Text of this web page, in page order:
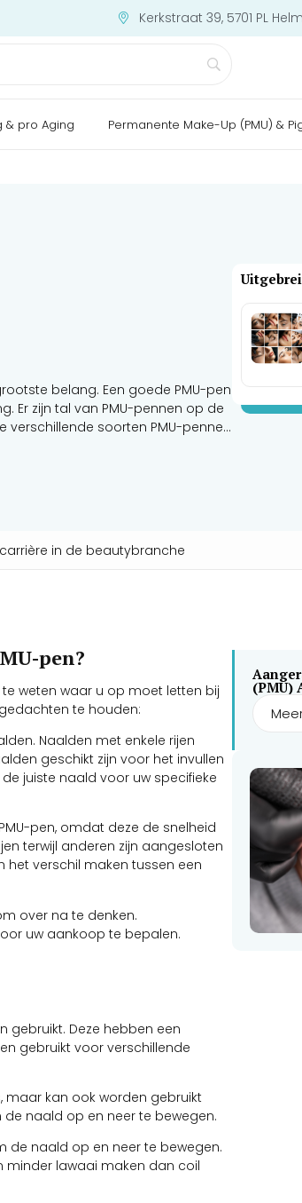
Kerkstraat 39, 5701 PL
& pro Aging Permanente Make-Up (PMU) &
belang. Een goede PMU-pen
Er zijn tal van PMU-pennen op de
verschillende soorten PMU-pennen
in de beautybranche
pen?
weten waar u op moet letten bij
te houden:
Naalden met enkele rijen
geschikt zijn voor het invullen
juiste naald voor uw specifieke
pen, omdat deze de snelheid
terwijl anderen zijn aangesloten
het verschil maken tussen een
over na te denken.
uw aankoop te bepalen.
gebruikt. Deze hebben een
gebruikt voor verschillende
maar kan ook worden gebruikt
naald op en neer te bewegen.
de naald op en neer te bewegen.
minder lawaai maken dan coil
(PMU)